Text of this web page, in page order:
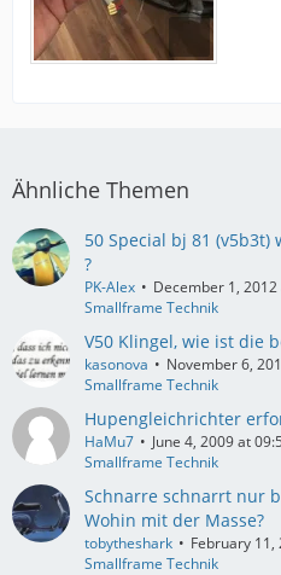
Ähnliche Themen
50 Special bj 81
?
PK-Alex
December 1,
Smallframe Technik
V50 Klingel, wie ist die
kasonova
November 6,
Smallframe Technik
Hupengleichrichter
HaMu7
June 4, 2009 at
Smallframe Technik
Schnarre schnarrt nur
Wohin mit der Masse?
tobytheshark
February 11,
Smallframe Technik